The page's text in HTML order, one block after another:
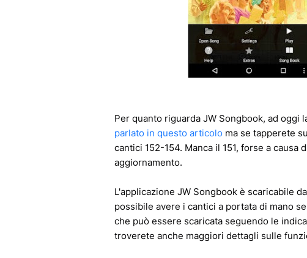
Per quanto riguarda JW Songbook, ad oggi
parlato in questo articolo ma se tapperete
cantici 152-154. Manca il 151, forse a
aggiornamento.
L'applicazione JW Songbook è scaricabile
possibile avere i cantici a portata di mano
che può essere scaricata seguendo le
troverete anche maggiori dettagli sulle